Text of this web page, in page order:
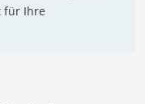
für Ihre